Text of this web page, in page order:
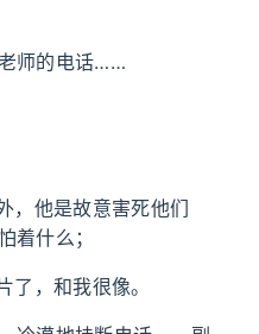
师的电话……
，他是故意害死他们
着什么；
了，和我很像。